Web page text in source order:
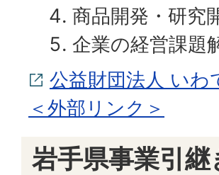
商品開発・研究
企業の経営課題
公益財団法人 いわ
＜外部リンク＞
岩手県事業引